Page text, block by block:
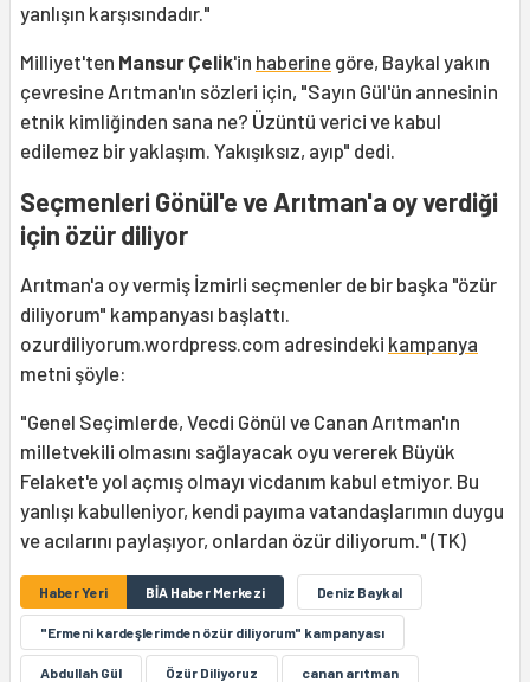
yanlışın karşısındadır."
Milliyet'ten Mansur Çelik'in haberine göre, Baykal yakın
çevresine Arıtman'ın sözleri için, "Sayın Gül'ün annesinin
etnik kimliğinden sana ne? Üzüntü verici ve kabul
edilemez bir yaklaşım. Yakışıksız, ayıp" dedi.
Seçmenleri Gönül'e ve Arıtman'a oy verdiği
için özür diliyor
Arıtman'a oy vermiş İzmirli seçmenler de bir başka "özür
diliyorum" kampanyası başlattı.
ozurdiliyorum.wordpress.com adresindeki kampanya
metni şöyle:
"Genel Seçimlerde, Vecdi Gönül ve Canan Arıtman'ın
milletvekili olmasını sağlayacak oyu vererek Büyük
Felaket'e yol açmış olmayı vicdanım kabul etmiyor. Bu
yanlışı kabulleniyor, kendi payıma vatandaşlarımın duygu
ve acılarını paylaşıyor, onlardan özür diliyorum." (TK)
Haber Yeri BİA Haber Merkezi Deniz Baykal
"Ermeni kardeşlerimden özür diliyorum" kampanyası
Abdullah Gül Özür Diliyoruz canan arıtman